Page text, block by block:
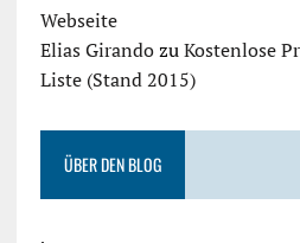
Webseite
Elias GirandozuKostenlose
Liste (Stand 2015)
ÜBER DEN BLOG